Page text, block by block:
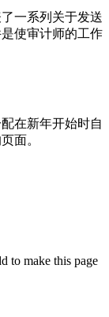
一系列关于发送
使审计师的工作
在新年开始时自
面。
to make this page